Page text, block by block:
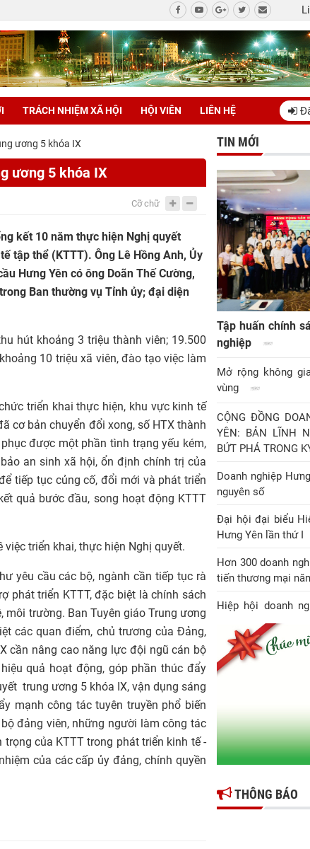
TRÁCH NHIỆM XÃ HỘI HỘI VIÊN LIÊN HỆ
ương 5 khóa IX
ương 5 khóa IX
Cỡ chữ
kết 10 năm thực hiện Nghị quyết
tập thể (KTTT). Ông Lê Hồng Anh, Ủy
Hưng Yên có ông Doãn Thế Cường,
Ban thường vụ Tỉnh ủy; đại diện
hút khoảng 3 triệu thành viên; 19.500
10 triệu xã viên, đào tạo việc làm
triển khai thực hiện, khu vực kinh tế
cơ bản chuyển đổi xong, số HTX thành
được một phần tình trạng yếu kém,
an sinh xã hội, ổn định chính trị của
tiếp tục củng cố, đổi mới và phát triển
quả bước đầu, song hoạt động KTTT
triển khai, thực hiện Nghị quyết.
yêu cầu các bộ, ngành cần tiếp tục rà
phát triển KTTT, đặc biệt là chính sách
trường. Ban Tuyên giáo Trung ương
các quan điểm, chủ trương của Đảng,
cần nâng cao năng lực đội ngũ cán bộ
quả hoạt động, góp phần thúc đẩy
trung ương 5 khóa IX, vận dụng sáng
mạnh công tác tuyên truyền phổ biến
đảng viên, những người làm công tác
của KTTT trong phát triển kinh tế -
của các cấp ủy đảng, chính quyền
TIN MỚI
Tập huấn chính
nghiệp
Mở rộng không
vùng
CỘNG ĐỒNG
YÊN: BẢN LĨNH
BỨT PHÁ TRONG
Doanh nghiệp
nguyên số
Đại hội đại biểu
Hưng Yên lần thứ I
Hơn 300 doanh
tiến thương mại
Hiệp hội doanh
Huân chương Lao
Gợi mở giải pháp
tỉnh Hưng Yên phát
Ông Đỗ Văn Vẻ
Hiệp hội doanh
nhật chính sách
ro thuế cho doanh
THÔNG BÁO